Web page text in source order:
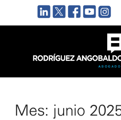
Mes: junio